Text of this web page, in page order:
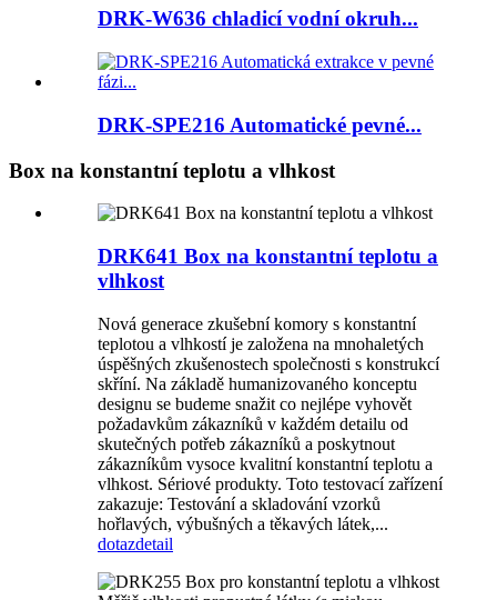
DRK-W636 chladicí vodní okruh...
DRK-SPE216 Automatické pevné...
Box na konstantní teplotu a vlhkost
DRK641 Box na konstantní teplotu a
vlhkost
Nová generace zkušební komory s konstantní
teplotou a vlhkostí je založena na mnohaletých
úspěšných zkušenostech společnosti s konstrukcí
skříní. Na základě humanizovaného konceptu
designu se budeme snažit co nejlépe vyhovět
požadavkům zákazníků v každém detailu od
skutečných potřeb zákazníků a poskytnout
zákazníkům vysoce kvalitní konstantní teplotu a
vlhkost. Sériové produkty. Toto testovací zařízení
zakazuje: Testování a skladování vzorků
hořlavých, výbušných a těkavých látek,...
dotazdetail